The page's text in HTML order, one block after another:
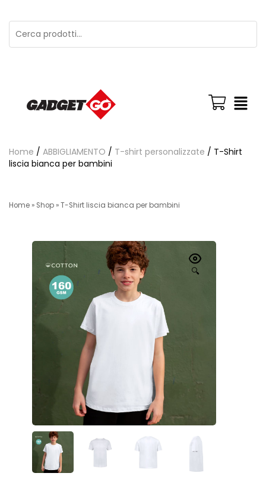
Home / ABBIGLIAMENTO / T-shirt personalizzate / T-Shirt
liscia bianca per bambini
Home » Shop »T-Shirt liscia bianca per bambini
🔍